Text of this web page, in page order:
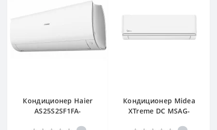
Кондиционер Haier
AS25S2SF1FA-
Кондиционер Midea
XTreme DC MSAG-